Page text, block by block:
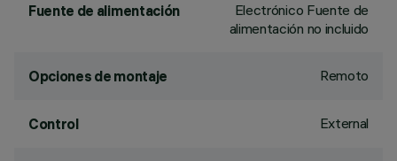
Fuente de alimentación
Electrónico Fuente de
alimentación no incluido
Opciones de montaje Remoto
Control External